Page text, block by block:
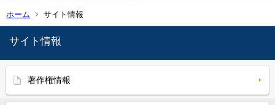
ホーム サイト情報
サイト情報
著作権情報